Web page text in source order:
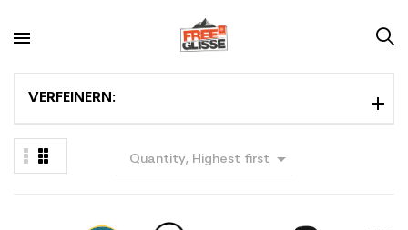
VERFEINERN:
Quantity, Highest first 